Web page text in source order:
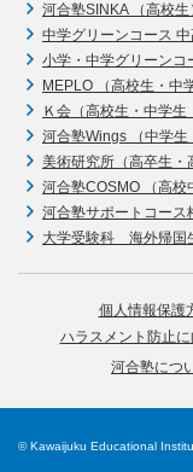
河合塾SINKA （高校生
中学グリーンコース 中
小学・中学グリーンコ
MEPLO （高校生・中
Ｋ会（高校生・中学生
河合塾Wings （中学生
美術研究所（高卒生・
河合塾COSMO （高校
河合塾サポートコース
大学受験科 海外帰国
個人情報保護
ハラスメント防止に
河合塾につ
© Kawaijuku Educational